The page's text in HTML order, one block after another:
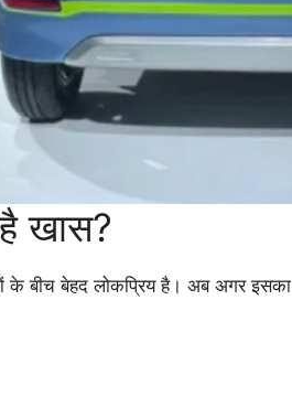
खास?
के बीच बेहद लोकप्रिय है। अब अगर इसका